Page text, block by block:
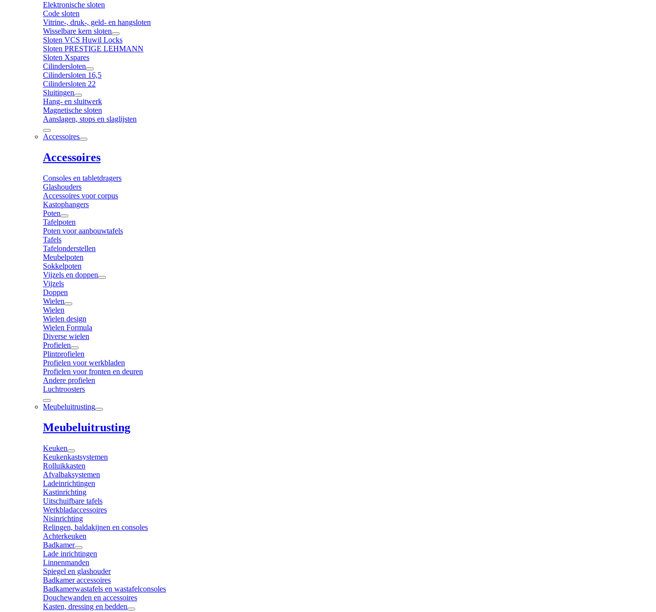
Elektronische sloten
Code sloten
Vitrine-, druk-, geld- en hangsloten
Wisselbare kern sloten
Sloten VCS Huwil Locks
Sloten PRESTIGE LEHMANN
Sloten Xspares
Cilindersloten
Cilindersloten 16,5
Cilindersloten 22
Sluitingen
Hang- en sluitwerk
Magnetische sloten
Aanslagen, stops en slaglijsten
Accessoires
Accessoires
Consoles en tabletdragers
Glashouders
Accessoires voor corpus
Kastophangers
Poten
Tafelpoten
Poten voor aanbouwtafels
Tafels
Tafelonderstellen
Meubelpoten
Sokkelpoten
Vijzels en doppen
Vijzels
Doppen
Wielen
Wielen
Wielen design
Wielen Formula
Diverse wielen
Profielen
Plintprofielen
Profielen voor werkbladen
Profielen voor fronten en deuren
Andere profielen
Luchtroosters
Meubeluitrusting
Meubeluitrusting
Keuken
Keukenkastsystemen
Rolluikkasten
Afvalbaksystemen
Ladeinrichtingen
Kastinrichting
Uitschuifbare tafels
Werkbladaccessoires
Nisinrichting
Relingen, baldakijnen en consoles
Achterkeuken
Badkamer
Lade inrichtingen
Linnenmanden
Spiegel en glashouder
Badkamer accessoires
Badkamerwastafels en wastafelconsoles
Douchewanden en accessoires
Kasten, dressing en bedden